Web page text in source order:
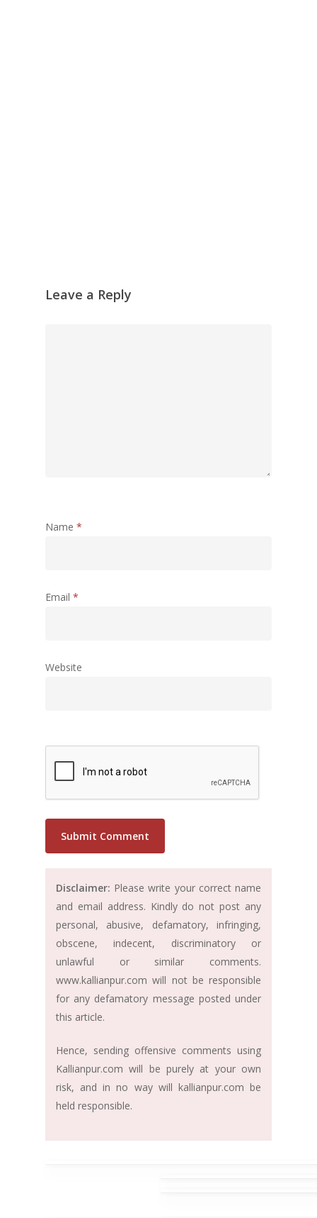
Leave a Reply
Name *
Email *
Website
Disclaimer: Please write your correct name
and email address. Kindly do not post any
personal, abusive, defamatory, infringing,
obscene, indecent, discriminatory or
unlawful or similar comments.
www.kallianpur.com will not be responsible
for any defamatory message posted under
this article.
Hence, sending offensive comments using
Kallianpur.com will be purely at your own
risk, and in no way will kallianpur.com be
held responsible.